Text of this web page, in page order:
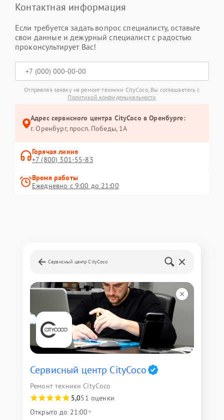
Контактная информация
Если требуется задать вопрос специалисту, оставьте
свои данные и дежурный специалист с радостью
проконсультирует Вас!
Отправляя заявку на ремонт техники CityCoco, Вы соглашаетесь с
Политикой конфиденциальности
Адрес сервисного центра CityCoco в Оренбурге:
г. Оренбург, просп. Победы, 1А
Горячая линия
+7 (800) 301-55-83
Время работы
Ежедневно с 9:00 до 21:00
Сервисный центр CityCoco
Сервисный центр CityCoco
Ремонт техники CityCoco
5,051 оценки
Открыто до 21:00